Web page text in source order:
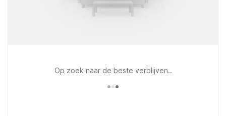
Op zoek naar de beste verblijven..